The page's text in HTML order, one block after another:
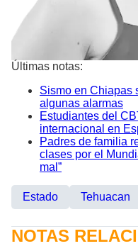
Últimas notas:
Sismo en Chiapas
algunas alarmas
Estudiantes del
internacional en
Padres de familia
clases por el
mal”
Estado Tehuacan
NOTAS